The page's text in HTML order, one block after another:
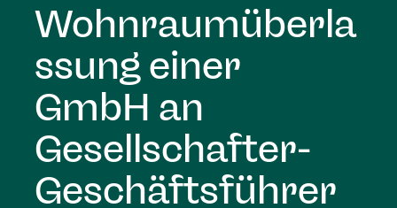
Wohnraumüberla
ssung einer
GmbH an
Gesellschafter-
Geschäftsführer